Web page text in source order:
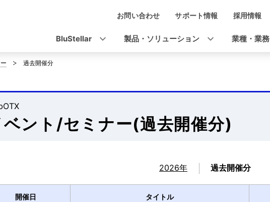
ゲ
シ
ン
お問い合わせ サポート情報 採用情報
BluStellar 製品・ソリューション 業種・業務
過去開催分
ベント/セミナー(過去開催分)
2026年 過去開催分
開催日 タイトル